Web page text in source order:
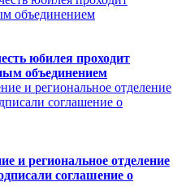
юбилея проходит
объединением
и региональное отделение
соглашение о